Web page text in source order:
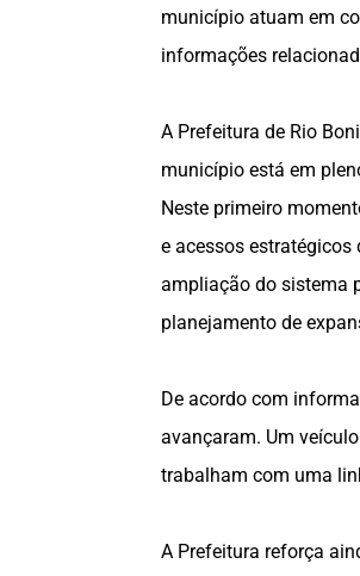
município atuam em
informações
A Prefeitura de Rio
município está em
Neste primeiro
e acessos
ampliação do sistema
planejamento de
De acordo com
avançaram. Um
trabalham com uma
A Prefeitura reforça